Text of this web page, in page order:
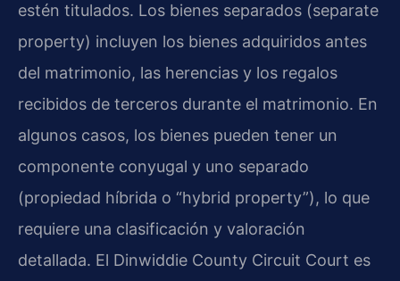
estén titulados. Los bienes separados (separate
property) incluyen los bienes adquiridos antes
del matrimonio, las herencias y los regalos
recibidos de terceros durante el matrimonio. En
algunos casos, los bienes pueden tener un
componente conyugal y uno separado
(propiedad híbrida o “hybrid property”), lo que
requiere una clasificación y valoración
detallada. El Dinwiddie County Circuit Court es